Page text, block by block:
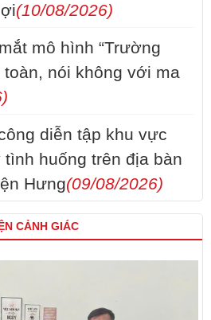
(10/08/2026)
mô hình “Trường
nói không với ma
diễn tập khu vực
huống trên địa bàn
Hưng(09/08/2026)
CẢNH GIÁC